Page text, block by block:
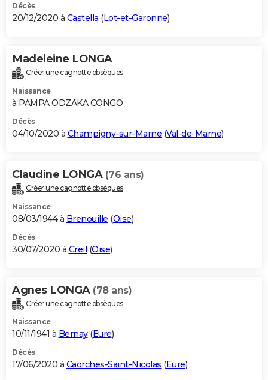
Décès
20/12/2020 à Castella (Lot-et-Garonne)
Madeleine LONGA
Créer une cagnotte obsèques
Naissance
à PAMPA ODZAKA CONGO
Décès
04/10/2020 à Champigny-sur-Marne (Val-de-Marne)
Claudine LONGA (76 ans)
Créer une cagnotte obsèques
Naissance
08/03/1944 à Brenouille (Oise)
Décès
30/07/2020 à Creil (Oise)
Agnes LONGA (78 ans)
Créer une cagnotte obsèques
Naissance
10/11/1941 à Bernay(Eure)
Décès
17/06/2020 à Caorches-Saint-Nicolas (Eure)